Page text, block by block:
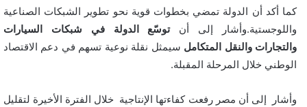
كما أكد أن الدولة تمضي بخطوات قوية نحو تطوير الشبكات الصناعية
واللوجستية.وأشار إلى أنتوسّع الدولة في شبكات السيارات
والتجارات والنقل المتكامل سيمثل نقلة نوعية تسهم في دعم الاقتصاد
الوطني خلال المرحلة المقبلة.
وأشار إلى أن مصر رفعت كفاءتها الإنتاجية خلال الفترة الأخيرة لتقليل